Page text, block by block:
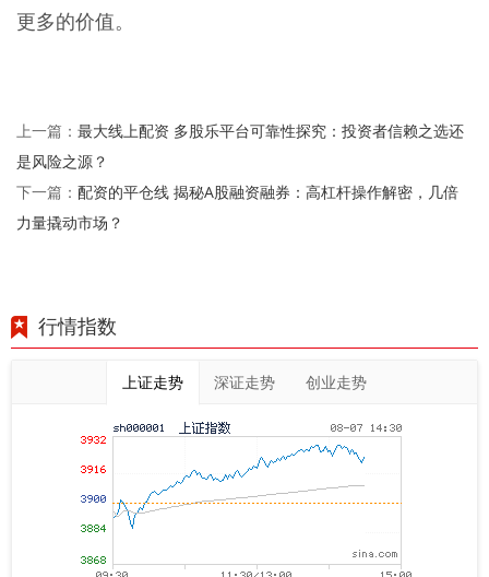
更多的价值。
上一篇： 最大线上配资 多股乐平台可靠性探究：投资者信赖之选还
是风险之源？
下一篇： 配资的平仓线 揭秘A股融资融券：高杠杆操作解密，几倍
力量撬动市场？
行情指数
上证走势 深证走势 创业走势